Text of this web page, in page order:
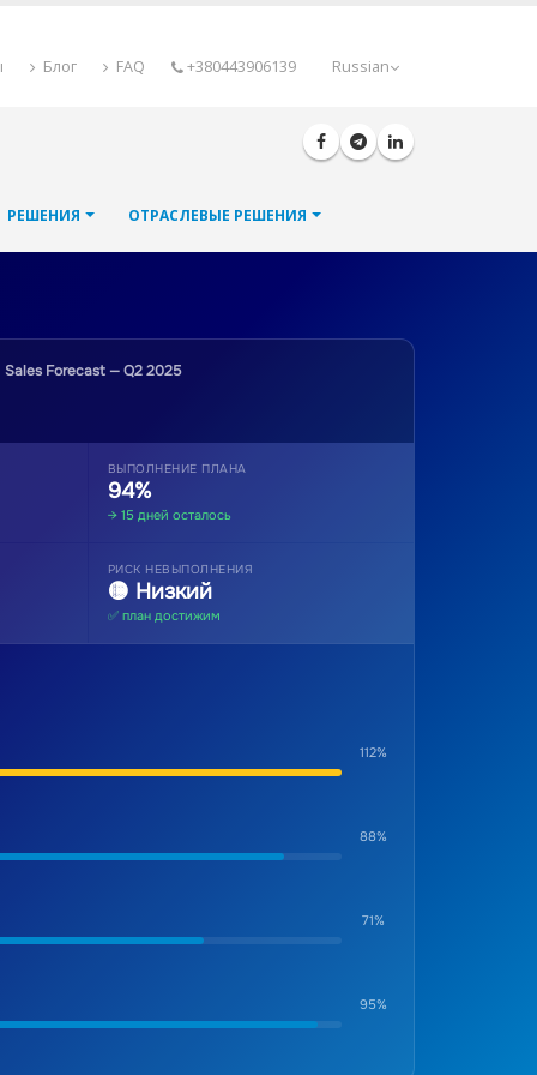
Russian
Блог FAQ +380443906139
РЕШЕНИЯ ОТРАСЛЕВЫЕ РЕШЕНИЯ
Sales Forecast — Q2 2025
ВЫПОЛНЕНИЕ ПЛАНА
94%
→ 15 дней осталось
РИСК НЕВЫПОЛНЕНИЯ
🟡 Низкий
✅ план достижим
112%
88%
71%
95%